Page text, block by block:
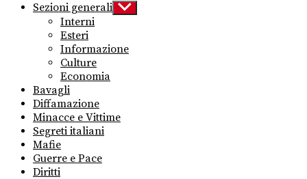
Sezioni generali Show
sub
Interni
Esteri
Informazione
Culture
Economia
Bavagli
Diffamazione
Minacce e Vittime
Segreti italiani
Mafie
Guerre e Pace
Diritti